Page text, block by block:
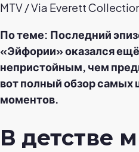
MTV / Via Everett
По теме: Последний
«Эйфории» оказался
непристойным, чем
вот полный обзор
моментов.
В детстве